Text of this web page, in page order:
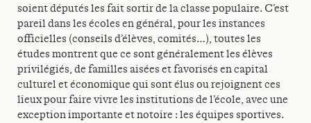
soient députés les fait sortir de la classe populaire. C’est
pareil dans les écoles en général, pour les instances
officielles (conseils d’élèves, comités…), toutes les
études montrent que ce sont généralement les élèves
privilégiés, de familles aisées et favorisés en capital
culturel et économique qui sont élus ou rejoignent ces
lieux pour faire vivre les institutions de l’école, avec une
exception importante et notoire : les équipes sportives.